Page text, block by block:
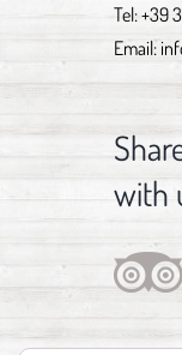
Tel:+39
Email:
with